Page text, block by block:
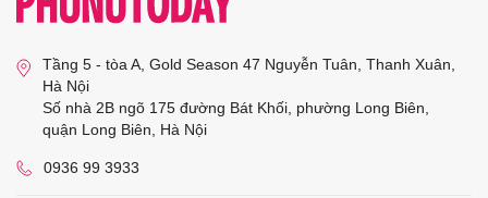
Tầng 5 - tòa A, Gold Season 47 Nguyễn Tuân, Thanh Xuân,
Hà Nội
Số nhà 2B ngõ 175 đường Bát Khối, phường Long Biên,
quận Long Biên, Hà Nội
0936 99 3933